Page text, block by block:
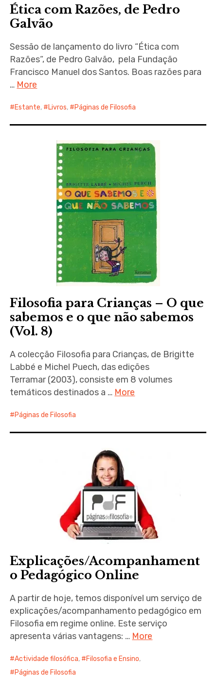
Ética com Razões, de Pedro
Galvão
Sessão de lançamento do livro “Ética com
Razões“, de Pedro Galvão, pela Fundação
Francisco Manuel dos Santos. Boas razões para
… More
Estante, Livros, Páginas de Filosofia
Filosofia para Crianças – O que
sabemos e o que não sabemos
(Vol. 8)
A colecção Filosofia para Crianças, de Brigitte
Labbé e Michel Puech, das edições
Terramar (2003), consiste em 8 volumes
temáticos destinados a … More
Páginas de Filosofia
Explicações/Acompanhament
o Pedagógico Online
A partir de hoje, temos disponível um serviço de
explicações/acompanhamento pedagógico em
Filosofia em regime online. Este serviço
apresenta várias vantagens: … More
Actividade filosófica, Filosofia e Ensino,
Páginas de Filosofia